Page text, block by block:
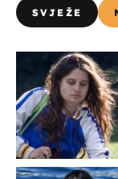
SVJEŽE